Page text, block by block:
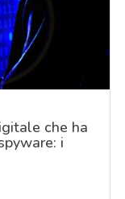
che ha
i